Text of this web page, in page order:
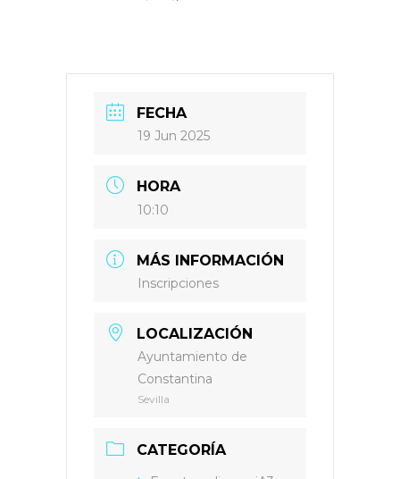
FECHA
19 Jun 2025
HORA
10:10
MÁS INFORMACIÓN
Inscripciones
LOCALIZACIÓN
Ayuntamiento de
Constantina
Sevilla
CATEGORÍA